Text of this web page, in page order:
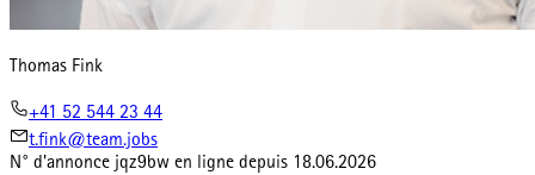
Thomas Fink
+41 52 544 23 44
t.fink@team.jobs
N° d'annonce jqz9bw en ligne depuis 18.06.2026